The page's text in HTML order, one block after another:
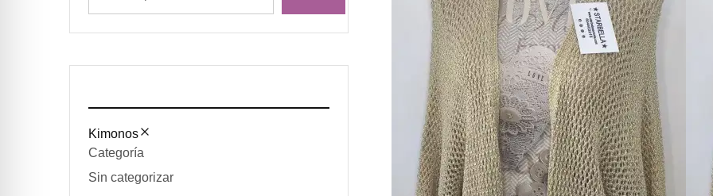
Kimonos
Categoría
Sin categorizar